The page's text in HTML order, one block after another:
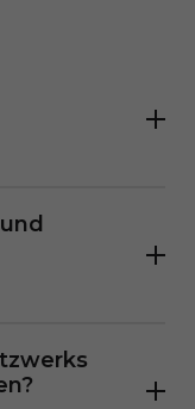
Software-,